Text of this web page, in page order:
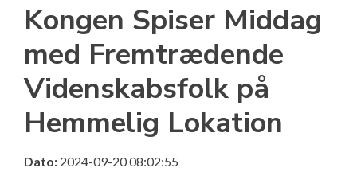
Kongen Spiser Middag
med Fremtrædende
Videnskabsfolk på
Hemmelig Lokation
Dato: 2024-09-20 08:02:55